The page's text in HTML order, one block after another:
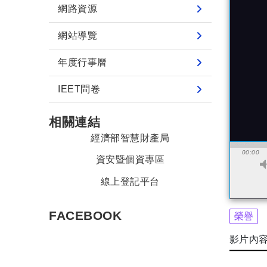
網路資源
網站導覽
年度行事曆
IEET問卷
相關連結
經濟部智慧財產局
資安暨個資專區
線上登記平台
FACEBOOK
00:00
榮譽
影片內